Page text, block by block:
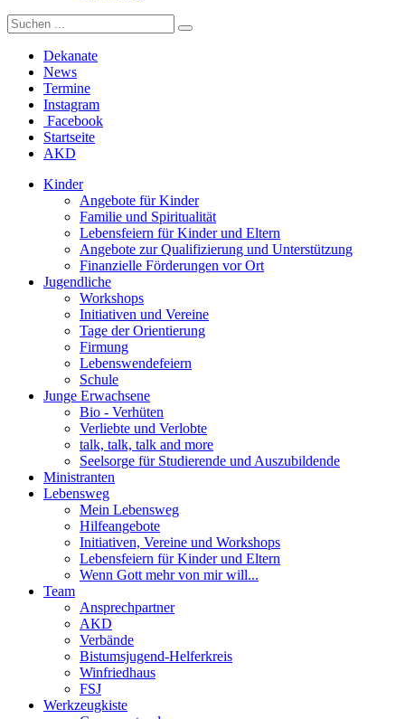
Dekanate
News
Termine
Instagram
Facebook
Startseite
AKD
Kinder
Angebote für Kinder
Familie und Spiritualität
Lebensfeiern für Kinder und Eltern
Angebote zur Qualifizierung und Unterstützung
Finanzielle Förderungen vor Ort
Jugendliche
Workshops
Initiativen und Vereine
Tage der Orientierung
Firmung
Lebenswendefeiern
Schule
Junge Erwachsene
Bio - Verhüten
Verliebte und Verlobte
talk, talk, talk and more
Seelsorge für Studierende und Auszubildende
Ministranten
Lebensweg
Mein Lebensweg
Hilfeangebote
Initiativen, Vereine und Workshops
Lebensfeiern für Kinder und Eltern
Wenn Gott mehr von mir will...
Team
Ansprechpartner
AKD
Verbände
Bistumsjugend-Helferkreis
Winfriedhaus
FSJ
Werkzeugkiste